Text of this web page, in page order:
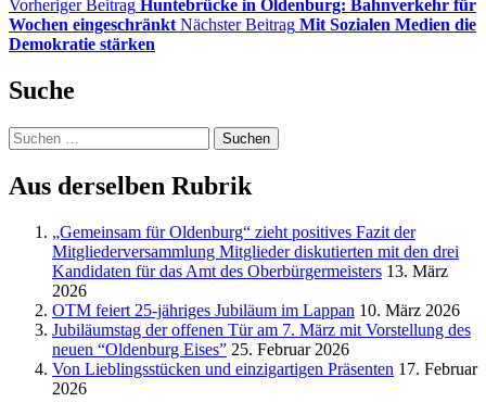
Vorheriger Beitrag Huntebrücke in Oldenburg: Bahnverkehr für
Wochen eingeschränkt Nächster Beitrag Mit Sozialen Medien die
Demokratie stärken
Suche
Suchen
nach:
Aus derselben Rubrik
„Gemeinsam für Oldenburg“ zieht positives Fazit der
Mitgliederversammlung Mitglieder diskutierten mit den drei
Kandidaten für das Amt des Oberbürgermeisters 13. März
2026
OTM feiert 25-jähriges Jubiläum im Lappan 10. März 2026
Jubiläumstag der offenen Tür am 7. März mit Vorstellung des
neuen “Oldenburg Eises” 25. Februar 2026
Von Lieblingsstücken und einzigartigen Präsenten 17. Februar
2026